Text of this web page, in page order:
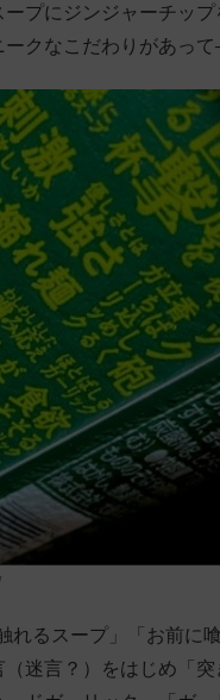
プにジンジャーチッ
ークなこだわりがあっ
れるスープ」「お前に
迷言？）をはじめ「突